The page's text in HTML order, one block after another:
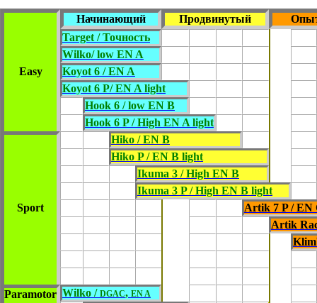
Начинающий Продвинутый
Target / Точность
Wilko/ low EN A
Easy
Koyot 6 / EN A
Koyot 6 P/ EN A light
Hook 6 / low EN B
Hook 6 P / High EN A light
Hiko / EN B
Hiko P / EN B light
Ikuma 3 / High EN B
Ikuma 3 P / High EN B light
Sport
Artik 7 P / EN
Artik
Paramotor Wilko / DGAC, EN A